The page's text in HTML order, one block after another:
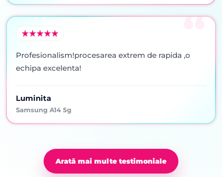
Profesionalism!procesarea extrem de rapida ,o
echipa excelenta!
Luminita
Samsung A14 5g
Arată mai multe testimoniale